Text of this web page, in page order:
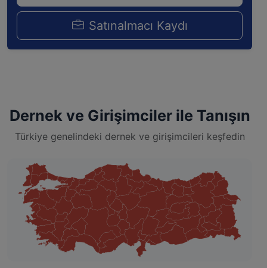
Satınalmacı Kaydı
Dernek ve Girişimciler ile Tanışın
Türkiye genelindeki dernek ve girişimcileri keşfedin